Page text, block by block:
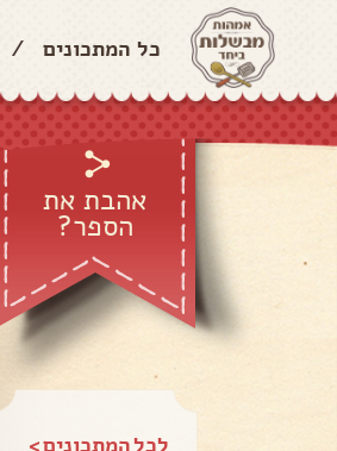
כל המתכונים /
אהבת את
הספר?
לכל המתכונים >